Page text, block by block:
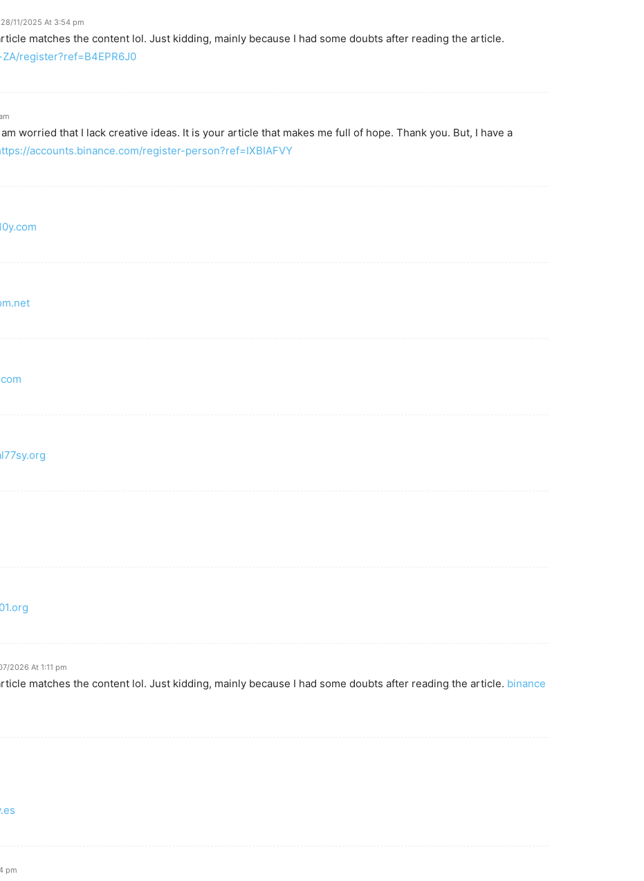
28/11/2025 At 3:54 pm
matches the content lol. Just kidding, mainly because I had some doubts after reading the article.
register?ref=B4EPR6J0
worried that I lack creative ideas. It is your article that makes me full of hope. Thank you. But, I have a
accounts.binance.com/register-person?ref=IXBIAFVY
2026 At 1:11 pm
matches the content lol. Just kidding, mainly because I had some doubts after reading the article. binance
pm